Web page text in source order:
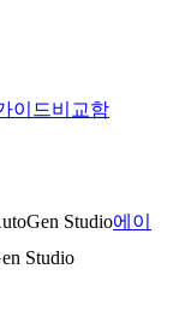
이드비교함
Studio에이
Studio